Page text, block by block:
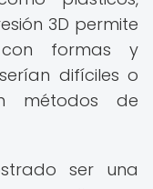
3D permite
formas y
difíciles o
métodos de
ser una